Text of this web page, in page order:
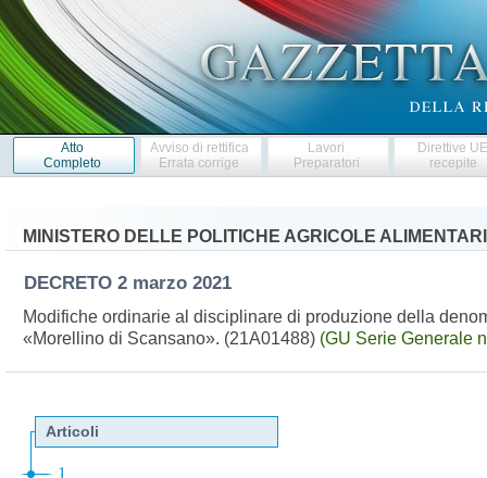
Atto
Completo
Avviso di rettifica
Errata corrige
Lavori
Preparatori
Direttive
recepite
MINISTERO DELLE POLITICHE AGRICOLE
DECRETO 2 marzo 2021
Modifiche ordinarie al disciplinare di produzione della
«Morellino di Scansano». (21A01488) (GU Serie Generale